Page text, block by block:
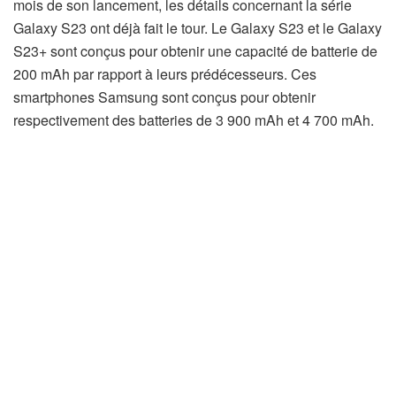
mois de son lancement, les détails concernant la série
Galaxy S23 ont déjà fait le tour. Le Galaxy S23 et le Galaxy
S23+ sont conçus pour obtenir une capacité de batterie de
200 mAh par rapport à leurs prédécesseurs. Ces
smartphones Samsung sont conçus pour obtenir
respectivement des batteries de 3 900 mAh et 4 700 mAh.